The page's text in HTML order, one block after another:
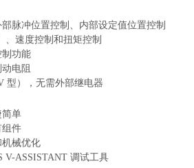
脉冲位置控制、内部设定值位置控制
、速度控制和扭矩控制
功能
电阻
型），无需外部继电器
单
件
械优化
ASSISTANT 调试工具